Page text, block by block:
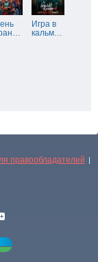
…
Игра в
кальм…
правообладателей |